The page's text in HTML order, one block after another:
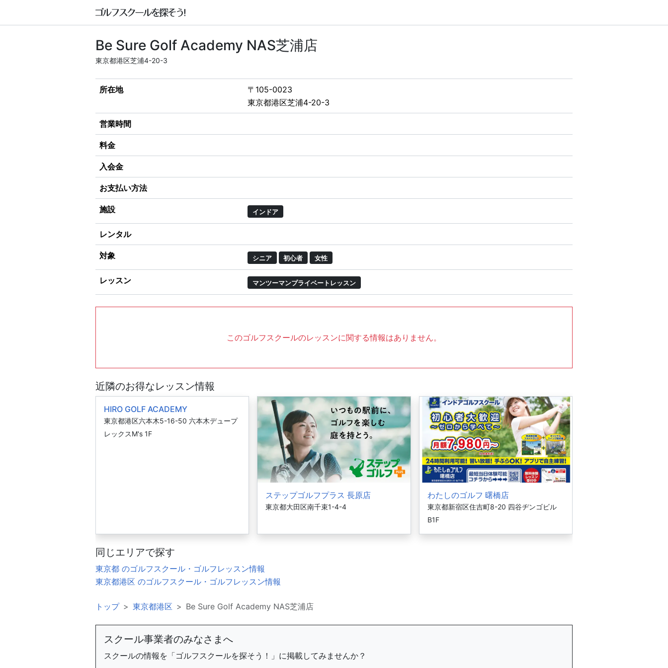
Be Sure Golf Academy NAS芝浦店
東京都港区芝浦4-20-3
所在地
〒105-0023
東京都港区芝浦4-20-3
営業時間
料金
入会金
お支払い方法
施設 インドア
レンタル
対象 シニア 初心者 女性
レッスン マンツーマンプライベートレッスン
このゴルフスクールのレッスンに関する情報はありません。
近隣のお得なレッスン情報
HIRO GOLF ACADEMY
東京都港区六本木5-16-50 六本木デュープ
レックスM's 1F
ステップゴルフプラス 長原店
東京都大田区南千束1-4-4
わたしのゴルフ 曙橋店
東京都新宿区住吉町8-20 四谷ヂンゴビル
B1F
同じエリアで探す
東京都 のゴルフスクール・ゴルフレッスン情報
東京都港区 のゴルフスクール・ゴルフレッスン情報
トップ 東京都港区 Be Sure Golf Academy NAS芝浦店
スクール事業者のみなさまへ
スクールの情報を「ゴルフスクールを探そう！」に掲載してみませんか？